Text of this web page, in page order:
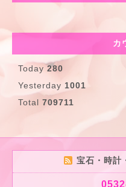
カ
Today280
Yesterday 1001
Total 709711
宝石・時